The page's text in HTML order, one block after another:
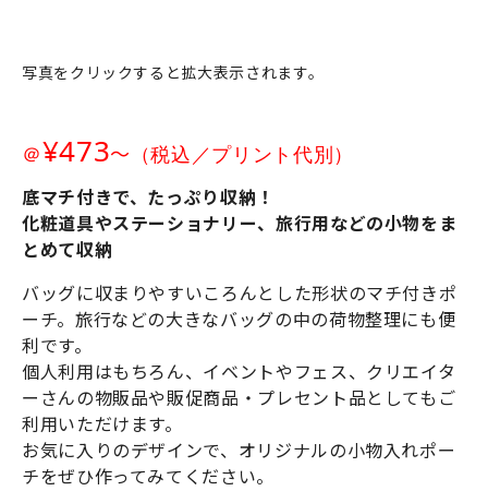
写真をクリックすると拡大表示されます。
＠¥473〜 （税込／プリント代別）
底マチ付きで、たっぷり収納！
化粧道具やステーショナリー、旅行用などの小物をま
とめて収納
バッグに収まりやすいころんとした形状のマチ付きポ
ーチ。旅行などの大きなバッグの中の荷物整理にも便
利です。
個人利用はもちろん、イベントやフェス、クリエイタ
ーさんの物販品や販促商品・プレセント品としてもご
利用いただけます。
お気に入りのデザインで、オリジナルの小物入れポー
チをぜひ作ってみてください。